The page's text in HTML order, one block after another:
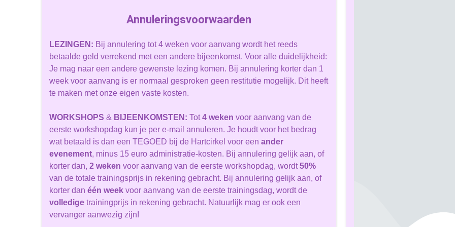
Annuleringsvoorwaarden
LEZINGEN : Bij annulering tot 4 weken voor aanvang wordt het reeds
betaalde geld verrekend met een andere bijeenkomst. Voor alle duidelijkheid:
Je mag naar een andere gewenste lezing komen. Bij annulering korter dan 1
week voor aanvang is er normaal gesproken geen restitutie mogelijk. Dit heeft
te maken met onze eigen vaste kosten.
WORKSHOPS & BIJEENKOMSTEN : Tot4 weken voor aanvang van de
eerste workshopdag kun je per e-mail annuleren. Je houdt voor het bedrag
wat betaald is dan een TEGOED bij de Hartcirkel voor een ander
evenement, minus 15 euro administratie-kosten. Bij annulering gelijk aan, of
korter dan, 2 weken voor aanvang van de eerste workshopdag, wordt50%
van de totale trainingsprijs in rekening gebracht. Bij annulering gelijk aan, of
korter dan één week voor aanvang van de eerste trainingsdag, wordt de
volledige trainingprijs in rekening gebracht. Natuurlijk mag er ook een
vervanger aanwezig zijn!